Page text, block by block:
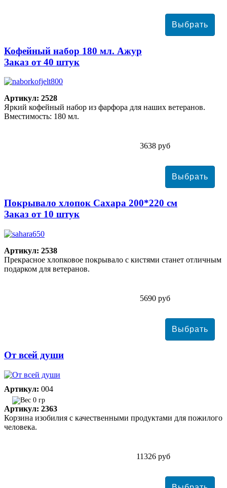
Кофейный набор 180 мл. Ажур
Заказ от 40 штук
Артикул: 2528
Яркий кофейный набор из фарфора для наших ветеранов.
Вместимость: 180 мл.
3638 руб
Покрывало хлопок Сахара 200*220 см
Заказ от 10 штук
Артикул: 2538
Прекрасное хлопковое покрывало с кистями станет отличным
подарком для ветеранов.
5690 руб
От всей души
Артикул: 004
0 гр
Артикул: 2363
Корзина изобилия с качественными продуктами для пожилого
человека.
11326 руб